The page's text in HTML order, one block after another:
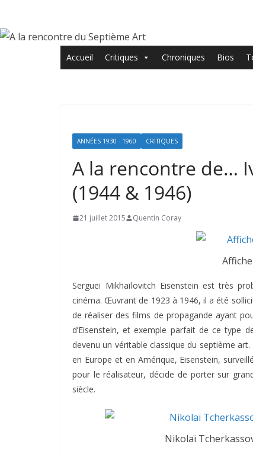
contenu
Accueil Critiques Chroniques Bios
ANNÉES 1930 - 1960 CRITIQUES
A la rencontre de…
(1944 & 1946)
21 juillet 2015 Quentin Coray
Sergueï Mikhaïlovitch Eisenstein est très
cinéma. Œuvrant de 1923 à 1946, il a été
de réaliser des films de propagande ayant
d’Eisenstein, et exemple parfait de ce type
devenu un véritable classique du septième
en Europe et en Amérique, Eisenstein,
pour le réalisateur, décide de porter sur
siècle.
Nikolaï